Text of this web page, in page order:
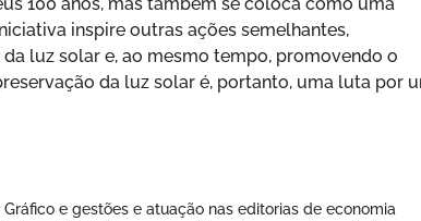
inspire outras ações semelhantes,
luz solar e, ao mesmo tempo, promovendo o
da luz solar é, portanto, uma luta por
e gestões e atuação nas editorias de economia